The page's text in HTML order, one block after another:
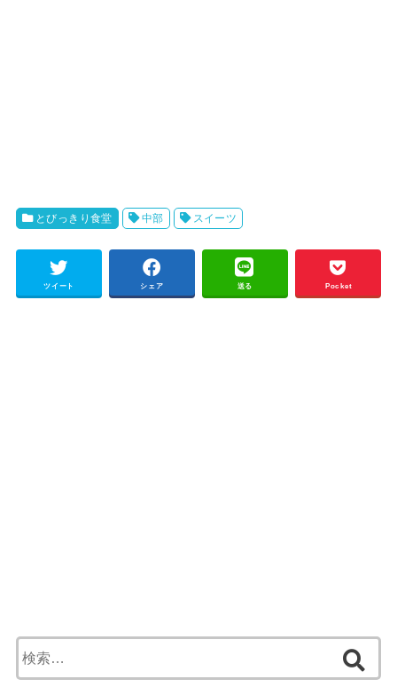
とびっきり食堂 中部 スイーツ
ツイート シェア 送る Pocket
索